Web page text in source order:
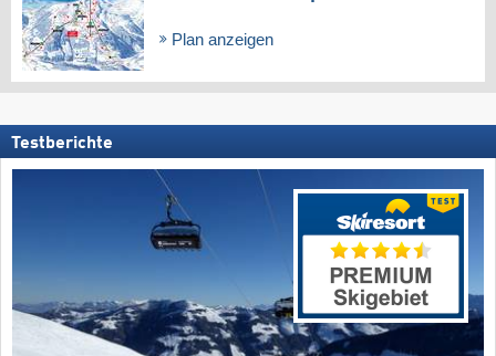
Plan anzeigen
Testberichte